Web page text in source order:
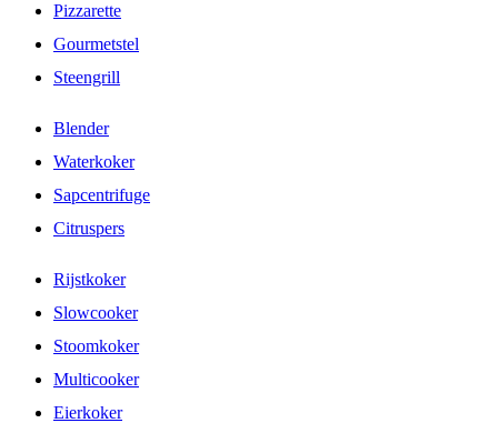
Pizzarette
Gourmetstel
Steengrill
Blender
Waterkoker
Sapcentrifuge
Citruspers
Rijstkoker
Slowcooker
Stoomkoker
Multicooker
Eierkoker